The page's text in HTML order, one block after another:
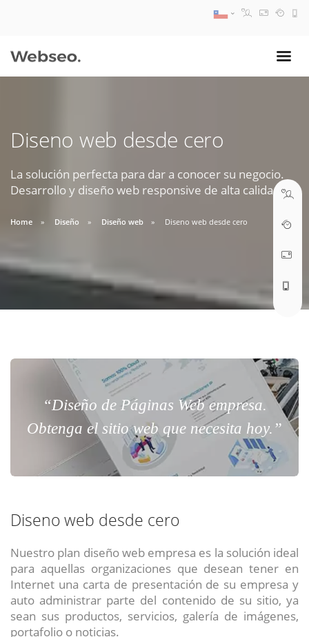
Diseno web desde cero
La solución perfecta para dar a conocer su negocio.
Desarrollo y diseño web responsive de alta calidad.
Home Diseño Diseño web Diseno web desde cero
“Diseño de Páginas Web empresa.
Obtenga el sitio web que necesita hoy.”
Diseno web desde cero
Nuestro plan diseño web empresa es la solución ideal
para aquellas organizaciones que desean tener en
Internet una carta de presentación de su empresa y
auto administrar parte del contenido de su sitio, ya
sean sus productos, servicios, galería de imágenes,
portafolio o noticias.
09:30 AM A 18:30 PM
soporte@webseo.cl